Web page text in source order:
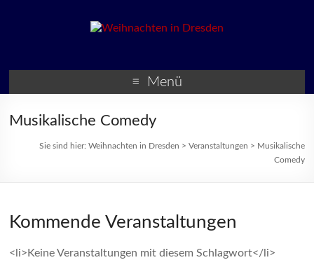
Veranstaltungen zur
Weihnachtszeit
Menü
Musikalische Comedy
Sie sind hier: Weihnachten in Dresden > Veranstaltungen > Musikalische
Comedy
Kommende Veranstaltungen
<li>Keine Veranstaltungen mit diesem Schlagwort</li>